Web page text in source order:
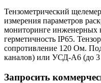
Тензометрический
измерения параметров
мониторинге инженерных
герметичность IP65.
сопротивление 120 Ом.
каналов) или УСД-А6 (до 3
Запросить